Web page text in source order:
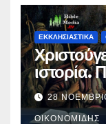
ΕΚΚΛΗΣΙΑΣΤΙΚΑ
ιστορία.
Χριστός;
28
ΟΙΚΟΝΟΜΊΔΗΣ